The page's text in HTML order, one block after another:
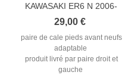
KAWASAKI ER6 N 2006-
2008 REPOSE...
29,00 €
paire de cale pieds avant neufs
adaptable
produit livré par paire droit et
gauche